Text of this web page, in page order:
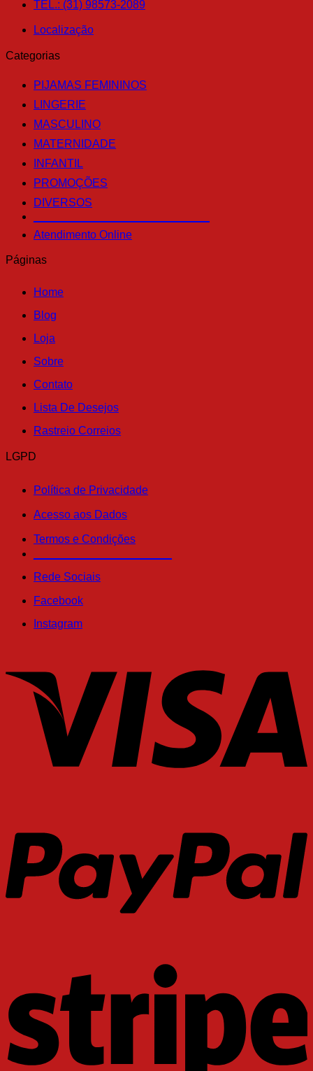
TEL.: (31) 98573-2089
Localização
Categorias
PIJAMAS FEMININOS
LINGERIE
MASCULINO
MATERNIDADE
INFANTIL
PROMOÇÕES
DIVERSOS
Atendimento Online
Páginas
Home
Blog
Loja
Sobre
Contato
Lista De Desejos
Rastreio Correios
LGPD
Política de Privacidade
Acesso aos Dados
Termos e Condições
Rede Sociais
Facebook
Instagram